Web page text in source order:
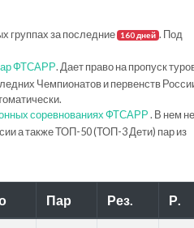
группах за последние 160 дней . Под
ФТСАРР. Дает право на пропуск
Чемпионатов и первенств
соревнованиях ФТСАРР. В нем не
а также ТОП-50 (ТОП-3 Дети) пар из
Пар Рез. Р.